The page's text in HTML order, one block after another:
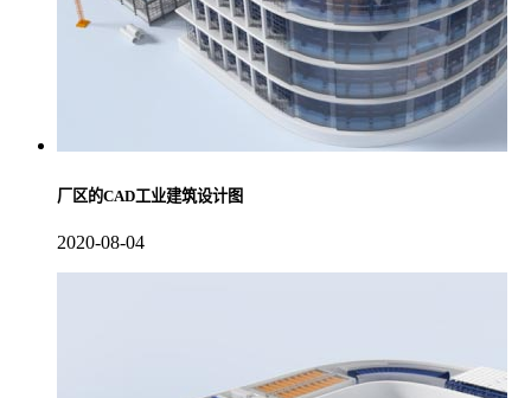
厂区的CAD工业建筑设计图
2020-08-04